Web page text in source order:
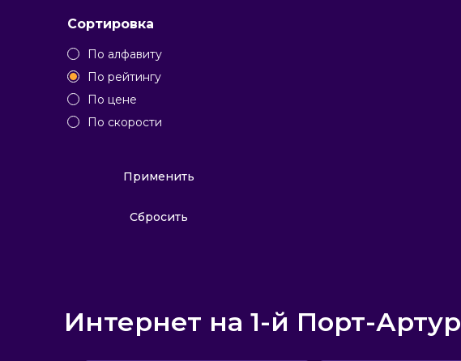
Сортировка
По алфавиту
По рейтингу
По цене
По скорости
Применить
Сбросить
Интернет на 1-й Порт-